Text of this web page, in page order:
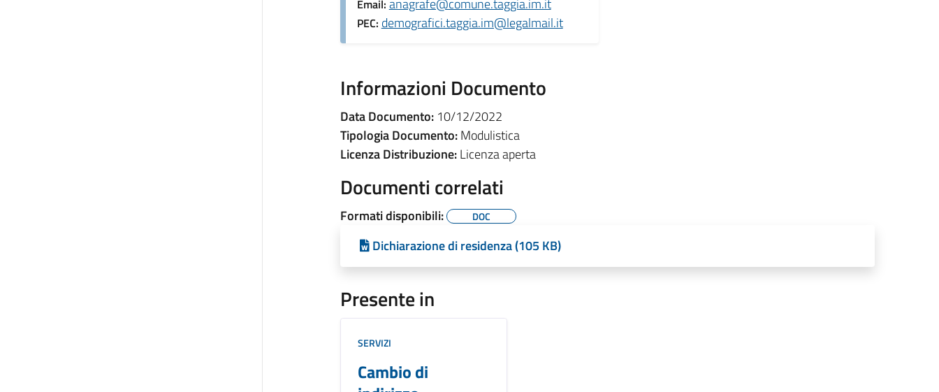
Email: anagrafe@comune.taggia.im.it
PEC: demografici.taggia.im@legalmail.it
Informazioni Documento
Data Documento:10/12/2022
Tipologia Documento:Modulistica
Licenza Distribuzione:Licenza aperta
Documenti correlati
Formati disponibili: DOC
Dichiarazione di residenza (105 KB)
Presente in
SERVIZI
Cambio di